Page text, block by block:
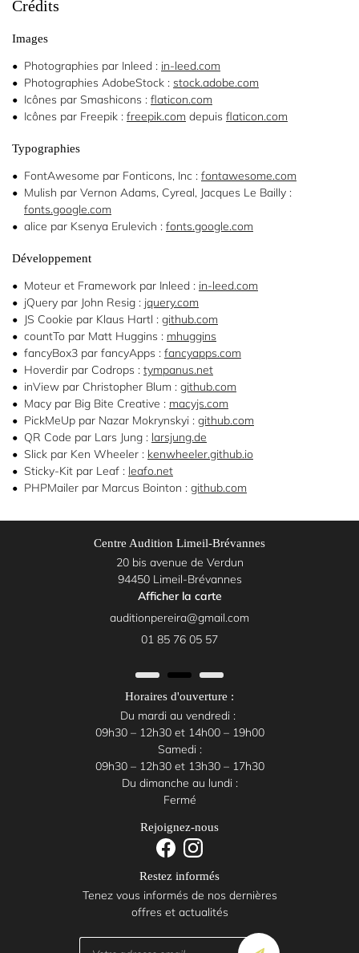
auditifs
Nos
services
Nos
produits
Avis
Actualités

Restez
Crédits
Images
Photographies par Inleed : in-leed.com
Photographies AdobeStock : stock.adobe.com
Icônes par Smashicons : flaticon.com
Icônes par Freepik : freepik.com depuis flaticon.com
Typographies
FontAwesome par Fonticons, Inc : fontawesome.com
Mulish par Vernon Adams, Cyreal, Jacques Le Bailly :
fonts.google.com
alice par Ksenya Erulevich : fonts.google.com
Développement
Moteur et Framework par Inleed : in-leed.com
jQuery par John Resig : jquery.com
JS Cookie par Klaus Hartl : github.com
countTo par Matt Huggins : mhuggins
fancyBox3 par fancyApps : fancyapps.com
Hoverdir par Codrops : tympanus.net
inView par Christopher Blum : github.com
Macy par Big Bite Creative : macyjs.com
PickMeUp par Nazar Mokrynskyi : github.com
QR Code par Lars Jung : larsjung.de
Slick par Ken Wheeler : kenwheeler.github.io
Sticky-Kit par Leaf : leafo.net
PHPMailer par Marcus Bointon : github.com
Centre Audition Limeil-Brévannes
20 bis avenue de Verdun
94450 Limeil-Brévannes
Afficher la carte
01 85 76 05 57
Horaires d'ouverture :
Du mardi au vendredi :
09h30 – 12h30 et 14h00 – 19h00
Samedi :
09h30 – 12h30 et 13h30 – 17h30
Du dimanche au lundi :
Fermé
Rejoignez-nous
Restez informés
Tenez vous informés de nos dernières
offres et actualités